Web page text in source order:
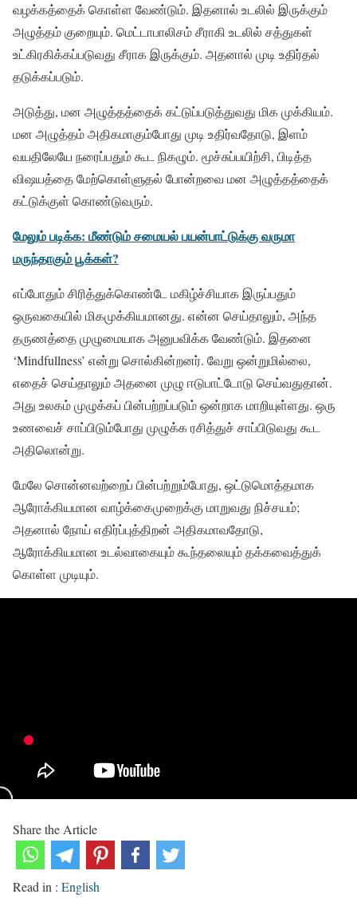
வழக்கத்தைக் கொள்ள வேண்டும். இதனால் உடலில் இருக்கும்
அழுத்தம் குறையும். மெட்டாபாலிசம் சீராகி உடலில் சத்துகள்
உட்கிரகிக்கப்படுவது சீராக இருக்கும். அதனால் முடி உதிர்தல்
தடுக்கப்படும்.
அடுத்து, மன அழுத்தத்தைக் கட்டுப்படுத்துவது மிக முக்கியம்.
மன அழுத்தம் அதிகமாகும்போது முடி உதிர்வதோடு, இளம்
வயதிலேயே நரைப்பதும் கூட நிகழும். மூச்சுப்பயிற்சி, பிடித்த
விஷயத்தை மேற்கொள்ளுதல் போன்றவை மன அழுத்தத்தைக்
கட்டுக்குள் கொண்டுவரும்.
மேலும் படிக்க: மீண்டும் சமையல் பயன்பாட்டுக்கு வருமா
மருந்தாகும் பூக்கள்?
எப்போதும் சிரித்துக்கொண்டே மகிழ்ச்சியாக இருப்பதும்
ஒருவகையில் மிகமுக்கியமானது. என்ன செய்தாலும், அந்த
தருணத்தை முழுமையாக அனுபவிக்க வேண்டும். இதனை
‘Mindfullness’ என்று சொல்கின்றனர். வேறு ஒன்றுமில்லை,
எதைச் செய்தாலும் அதனை முழு ஈடுபாட்டோடு செய்வதுதான்.
அது உலகம் முழுக்கப் பின்பற்றப்படும் ஒன்றாக மாறியுள்ளது. ஒரு
உணவைச் சாப்பிடும்போது முழுக்க ரசித்துச் சாப்பிடுவது கூட
அதிலொன்று.
மேலே சொன்னவற்றைப் பின்பற்றும்போது, ஒட்டுமொத்தமாக
ஆரோக்கியமான வாழ்க்கைமுறைக்கு மாறுவது நிச்சயம்;
அதனால் நோய் எதிர்ப்புத்திறன் அதிகமாவதோடு,
ஆரோக்கியமான உடல்வாகையும் கூந்தலையும் தக்கவைத்துக்
கொள்ள முடியும்.
Share the Article
Read in : English